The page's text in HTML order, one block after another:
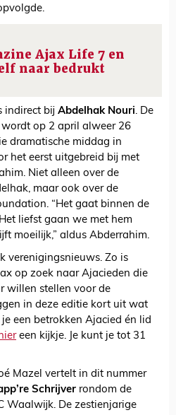
Ajax Life 7 en
naar bedrukt
indirect bij Abdelhak Nouri. De
wordt op 2 april alweer 26
dramatische middag in
het eerst uitgebreid bij met
Niet alleen over de
maar ook over de
“Het gaat binnen de
liefst gaan we met hem
moeilijk,” aldus Abderrahim.
verenigingsnieuws. Zo is
op zoek naar Ajacieden die
willen stellen voor de
in deze editie kort uit wat
een betrokken Ajacied én lid
een kijkje. Je kunt je tot 31
Mazel vertelt in dit nummer
Schrijver rondom de
Waalwijk. De zestienjarige